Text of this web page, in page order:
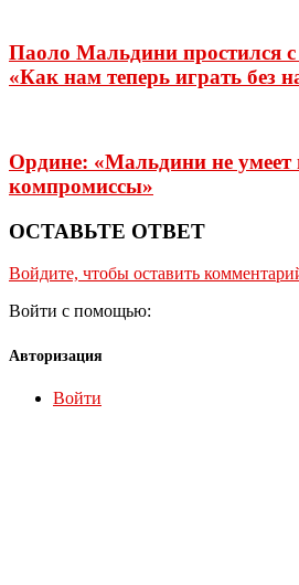
Паоло Мальдини простился
«Как нам теперь играть без
Ордине: «Мальдини не умеет
компромиссы»
ОСТАВЬТЕ ОТВЕТ
Войдите, чтобы оставить
Войти с помощью:
Авторизация
Войти